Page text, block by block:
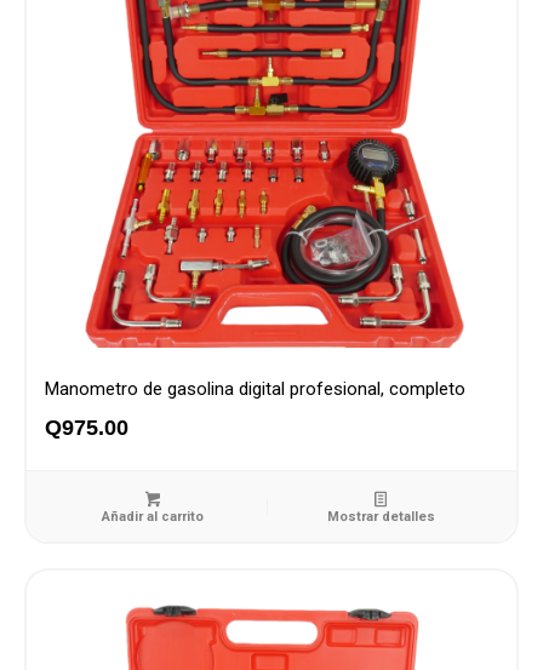
Manometro de gasolina digital profesional, completo
Q975.00
Añadir al carrito Mostrar detalles